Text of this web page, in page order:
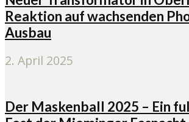
Reaktion auf wachsenden
Ausbau
2. April 2025
Der Maskenball 2025 – Ein